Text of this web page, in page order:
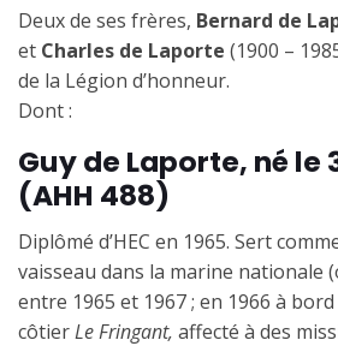
Deux de ses frères, Bernard de
et Charles de Laporte (1900 –
de la Légion d’honneur.
Dont :
Guy de Laporte, né le
(AHH 488)
Diplômé d’HEC en 1965. Sert
vaisseau dans la marine nationale
entre 1965 et 1967 ; en 1966 à
côtierLe Fringant, affecté à des